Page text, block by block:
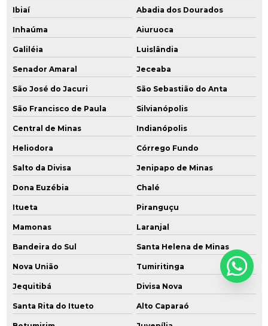
Ibiaí Abadia dos Dourados
Inhaúma Aiuruoca
Galiléia Luislândia
Senador Amaral Jeceaba
São José do Jacuri São Sebastião do Anta
São Francisco de Paula Silvianópolis
Central de Minas Indianópolis
Heliodora Córrego Fundo
Salto da Divisa Jenipapo de Minas
Dona Euzébia Chalé
Itueta Piranguçu
Mamonas Laranjal
Bandeira do Sul Santa Helena de Minas
Nova União Tumiritinga
Jequitibá Divisa Nova
Santa Rita do Itueto Alto Caparaó